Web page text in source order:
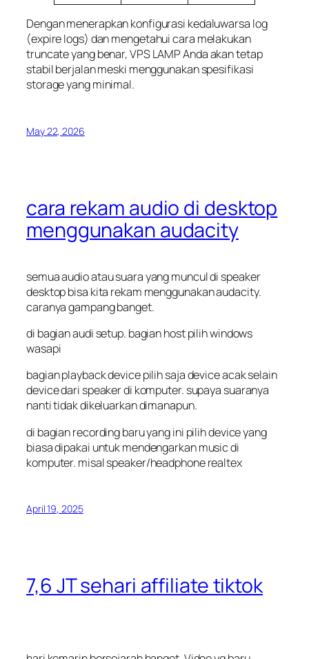
Dengan menerapkan konfigurasi kedaluwarsa log
(expire logs) dan mengetahui cara melakukan
truncateyang benar, VPS LAMP Anda akan tetap
stabil berjalan meski menggunakan spesifikasi
storage yang minimal.
May 22, 2026
cara rekam audio di desktop
menggunakan audacity
semua audio atau suara yang muncul di speaker
desktop bisa kita rekam menggunakan audacity.
caranya gampang banget.
di bagian audi setup. bagian host pilih windows
wasapi
bagian playback device pilih saja device acak selain
device dari speaker di komputer. supaya suaranya
nanti tidak dikeluarkan dimanapun.
di bagian recording baru yang ini pilih device yang
biasa dipakai untuk mendengarkan music di
komputer. misal speaker/headphone realtex
April 19, 2025
7,6 JT sehari affiliate tiktok